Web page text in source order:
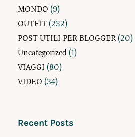
MONDO (9)
OUTFIT (232)
POST UTILI PER BLOGGER (20)
Uncategorized (1)
VIAGGI (80)
VIDEO (34)
Recent Posts